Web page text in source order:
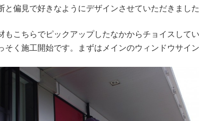
と偏見で好きなようにデザインさせていただきました
もこちらでピックアップしたなかからチョイスして
そく施工開始です。まずはメインのウィンドウサイン